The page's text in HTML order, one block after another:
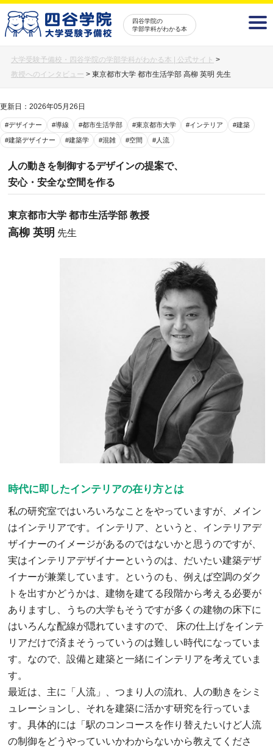
四谷学院の
学部学科がわかる本
大学受験予備校・四谷学院の学部学科がわかる本 | 公式サイト >
教授へのインタビュー > 東京都市大学 都市生活学部 高柳 英明 先生
更新日：2026年05月26日
#デザイナー #導線 #都市生活学部 #東京都市大学 #インテリア #建築
#建築デザイナー #建築学 #混雑 #空間 #人流
人の動きを制御するデザインの提案で、
安心・安全な空間を作る
東京都市大学 都市生活学部 教授
高柳 英明 先生
時代に即したインテリアの在り方とは
私の研究室ではいろいろなことをやっていますが、メイン
はインテリアです。インテリア、というと、インテリアデ
ザイナーのイメージがあるのではないかと思うのですが、
実はインテリアデザイナーというのは、だいたい建築デザ
イナーが兼業しています。というのも、例えば空調のダク
トを出すかどうかは、建物を建てる段階から考える必要が
ありますし、うちの大学もそうですが多くの建物の床下に
はいろんな配線が隠れていますので、 床の仕上げをインテ
リアだけで済まそうっていうのは難しい時代になっていま
す。なので、設備と建築と一緒にインテリアを考えていま
す。
最近は、主に「人流」、つまり人の流れ、人の動きをシミ
ュレーションし、それを建築に活かす研究を行っていま
す。具体的には「駅のコンコースを作り替えたいけど人流
の制御をどうやっていいかわからないから教えてくださ